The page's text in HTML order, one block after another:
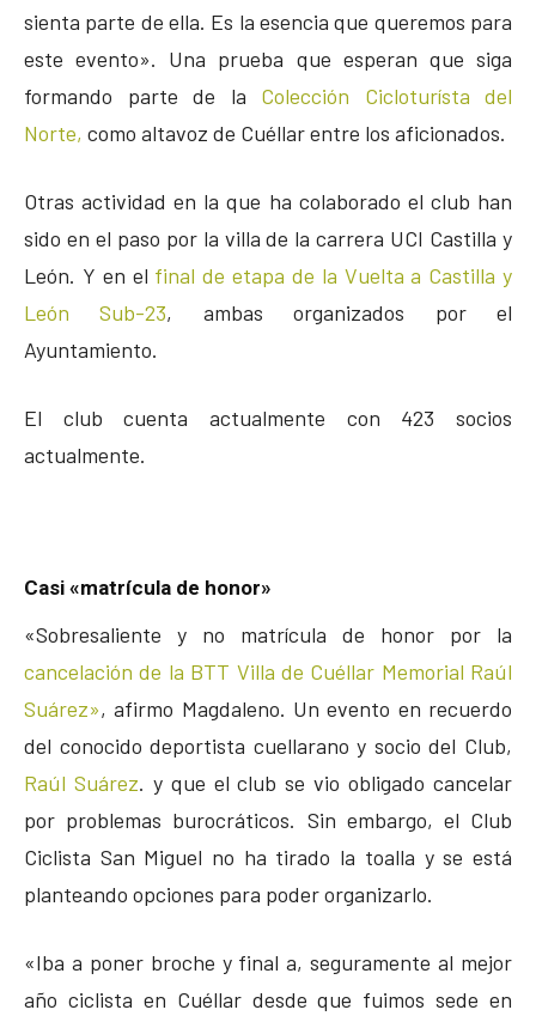
sienta parte de ella. Es la esencia que queremos para
este evento». Una prueba que esperan que siga
formando parte de la Colección Cicloturísta del
Norte, como altavoz de Cuéllar entre los aficionados.
Otras actividad en la que ha colaborado el club han
sido en el paso por la villa de la carrera UCI Castilla y
León. Y en el final de etapa de la Vuelta a Castilla y
León Sub-23, ambas organizados por el
Ayuntamiento.
El club cuenta actualmente con 423 socios
actualmente.
Casi «matrícula de honor»
«Sobresaliente y no matrícula de honor por la
cancelación de la BTT Villa de Cuéllar Memorial Raúl
Suárez», afirmo Magdaleno. Un evento en recuerdo
del conocido deportista cuellarano y socio del Club,
Raúl Suárez. y que el club se vio obligado cancelar
por problemas burocráticos. Sin embargo, el Club
Ciclista San Miguel no ha tirado la toalla y se está
planteando opciones para poder organizarlo.
«Iba a poner broche y final a, seguramente al mejor
año ciclista en Cuéllar desde que fuimos sede en